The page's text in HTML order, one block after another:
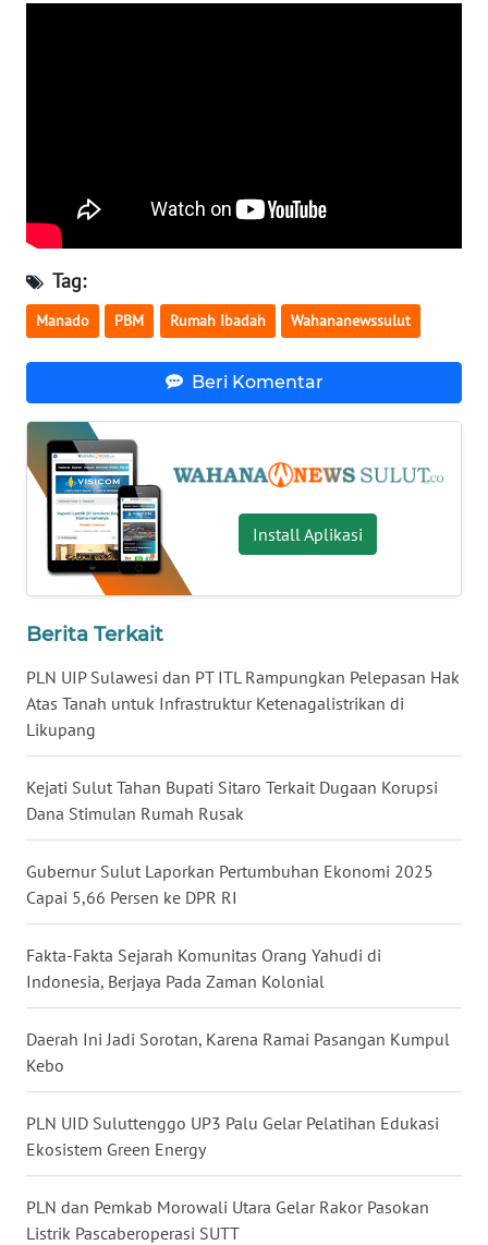
Tag:
Manado PBM Rumah Ibadah Wahananewssulut
Beri Komentar
Install Aplikasi
Berita Terkait
PLN UIP Sulawesi dan PT ITL Rampungkan Pelepasan Hak
Atas Tanah untuk Infrastruktur Ketenagalistrikan di
Likupang
Kejati Sulut Tahan Bupati Sitaro Terkait Dugaan Korupsi
Dana Stimulan Rumah Rusak
Gubernur Sulut Laporkan Pertumbuhan Ekonomi 2025
Capai 5,66 Persen ke DPR RI
Fakta-Fakta Sejarah Komunitas Orang Yahudi di
Indonesia, Berjaya Pada Zaman Kolonial
Daerah Ini Jadi Sorotan, Karena Ramai Pasangan Kumpul
Kebo
PLN UID Suluttenggo UP3 Palu Gelar Pelatihan Edukasi
Ekosistem Green Energy
PLN dan Pemkab Morowali Utara Gelar Rakor Pasokan
Listrik Pascaberoperasi SUTT
WN
SULTENG
WN
SULBAR
BABEL
WN
SUMBAR
WN
SUMSEL
WN
WN
LAMPUNG
WN
JATENG
WN
NUSANTARA
WN
JOGJA
WN
JATIM
BALI
KALBAR